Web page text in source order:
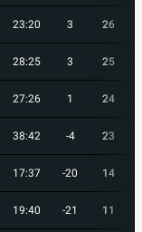
23:20 3 26
28:25 3 25
27:26 1 24
38:42 -4 23
17:37 -20 14
19:40 -21 11